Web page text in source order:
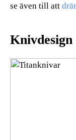
se även till att